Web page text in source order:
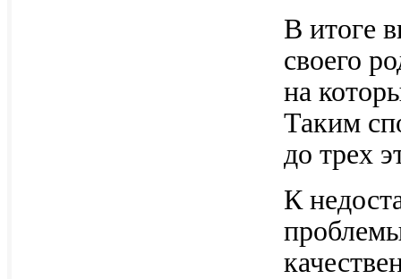
В итоге
своего
на
Таким
до трех
К